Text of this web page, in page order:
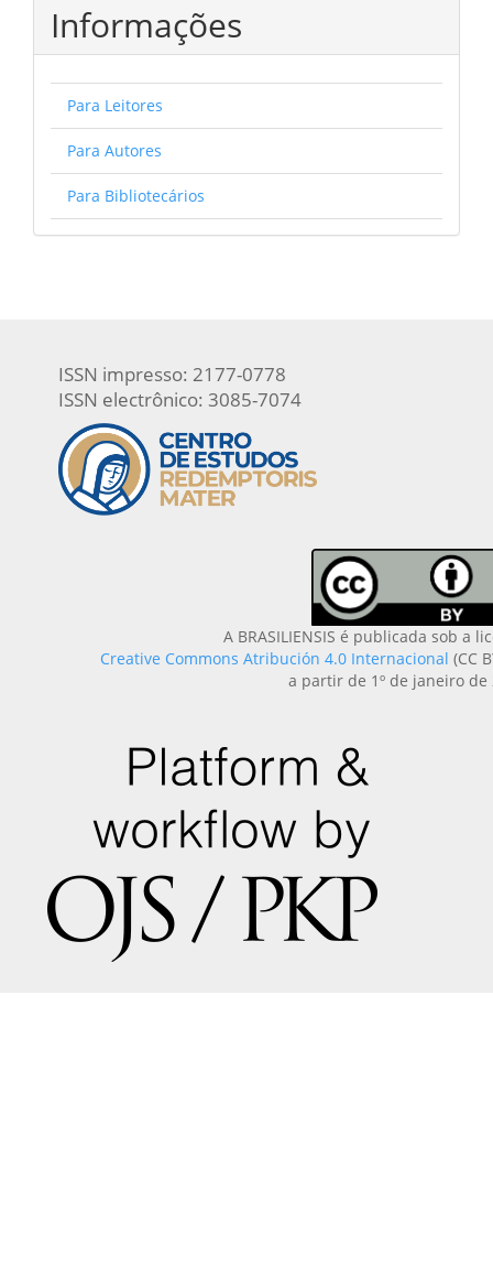
Informações
Para Leitores
Para Autores
Para Bibliotecários
ISSN impresso: 2177-0778
ISSN electrônico: 3085-7074
A BRASILIENSIS é publicada sob a
Creative Commons Atribución 4.0 Internacional (CC
a partir de 1º de janeiro de